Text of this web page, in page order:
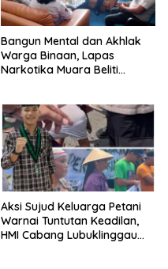
Bangun Mental dan Akhlak
Warga Binaan, Lapas
Narkotika Muara Beliti
Aksi Sujud Keluarga Petani
Warnai Tuntutan Keadilan,
HMI Cabang Lubuklinggau